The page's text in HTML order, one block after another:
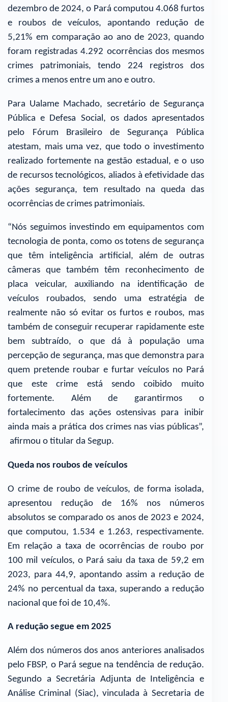
dezembro de 2024, o Pará computou 4.068 furtos
e roubos de veículos, apontando redução de
5,21% em comparação ao ano de 2023, quando
foram registradas 4.292 ocorrências dos mesmos
crimes patrimoniais, tendo 224 registros dos
crimes a menos entre um ano e outro.
Para Ualame Machado, secretário de Segurança
Pública e Defesa Social, os dados apresentados
pelo Fórum Brasileiro de Segurança Pública
atestam, mais uma vez, que todo o investimento
realizado fortemente na gestão estadual, e o uso
de recursos tecnológicos, aliados à efetividade das
ações segurança, tem resultado na queda das
ocorrências de crimes patrimoniais.
“Nós seguimos investindo em equipamentos com
tecnologia de ponta, como os totens de segurança
que têm inteligência artificial, além de outras
câmeras que também têm reconhecimento de
placa veicular, auxiliando na identificação de
veículos roubados, sendo uma estratégia de
realmente não só evitar os furtos e roubos, mas
também de conseguir recuperar rapidamente este
bem subtraído, o que dá à população uma
percepção de segurança, mas que demonstra para
quem pretende roubar e furtar veículos no Pará
que este crime está sendo coibido muito
fortemente. Além de garantirmos o
fortalecimento das ações ostensivas para inibir
ainda mais a prática dos crimes nas vias públicas”,
afirmou o titular da Segup.
Queda nos roubos de veículos
O crime de roubo de veículos, de forma isolada,
apresentou redução de 16% nos números
absolutos se comparado os anos de 2023 e 2024,
que computou, 1.534 e 1.263, respectivamente.
Em relação a taxa de ocorrências de roubo por
100 mil veículos, o Pará saiu da taxa de 59,2 em
2023, para 44,9, apontando assim a redução de
24% no percentual da taxa, superando a redução
nacional que foi de 10,4%.
A redução segue em 2025
Além dos números dos anos anteriores analisados
pelo FBSP, o Pará segue na tendência de redução.
Segundo a Secretária Adjunta de Inteligência e
Análise Criminal (Siac), vinculada à Secretaria de